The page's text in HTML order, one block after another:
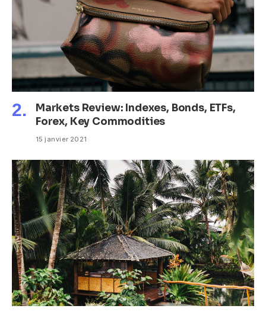
Markets Review: Indexes, Bonds, ETFs,
Forex, Key Commodities
15 janvier 2021